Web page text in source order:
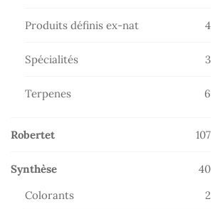
Produits définis ex-nat
44
Spécialités
33
Terpenes
6
Robertet
107107
Synthèse
4040
Colorants 2